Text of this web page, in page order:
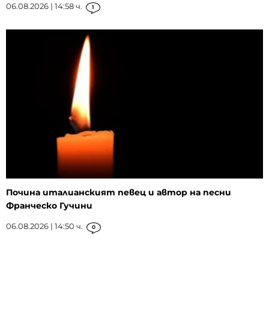
06.08.2026 | 14:58 ч. 1
Почина италианският певец и автор на песни
Франческо Гучини
06.08.2026 | 14:50 ч. 0